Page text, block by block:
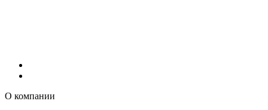
О компании